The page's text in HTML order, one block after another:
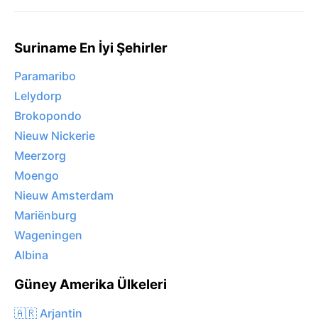
Suriname En İyi Şehirler
Paramaribo
Lelydorp
Brokopondo
Nieuw Nickerie
Meerzorg
Moengo
Nieuw Amsterdam
Mariënburg
Wageningen
Albina
Güney Amerika Ülkeleri
🇦🇷 Arjantin